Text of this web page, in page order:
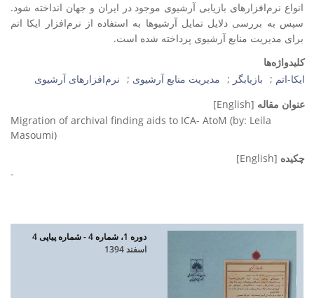
انواع نرم‌افزارهای بازیابی آرشیوی موجود در ایران و جهان انداخته شود.
سپس به بررسی دلایل تمایل آرشیوها به استفاده از نرم‌افزار ایکا اتم
برای مدیریت منابع آرشیوی پرداخته شده است.
کلیدواژه‌ها
ایکا-اتم
بازیابگر مدیریت منابع آرشیوی
نرم‌افزارهای آرشیوی
عنوان مقاله [English]
Migration of archival finding aids to ICA- AtoM (by: Leila
Masoumi)
چکیده [English]
-
دوره 1، شماره 4 - شماره پیاپی 4
اسفند 1394